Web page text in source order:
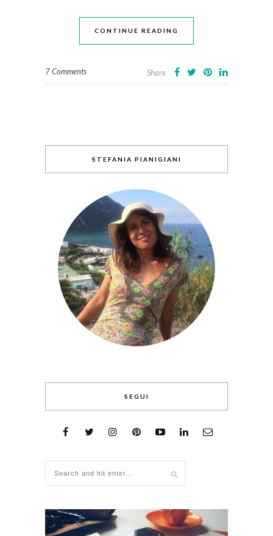
CONTINUE READING
7 Comments Share
STEFANIA PIANIGIANI
SEGUI